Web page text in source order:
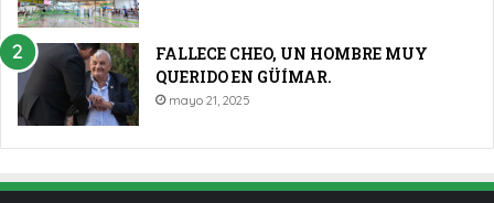
FALLECE CHEO, UN HOMBRE MUY
QUERIDO EN GÜÍMAR.
mayo 21, 2025